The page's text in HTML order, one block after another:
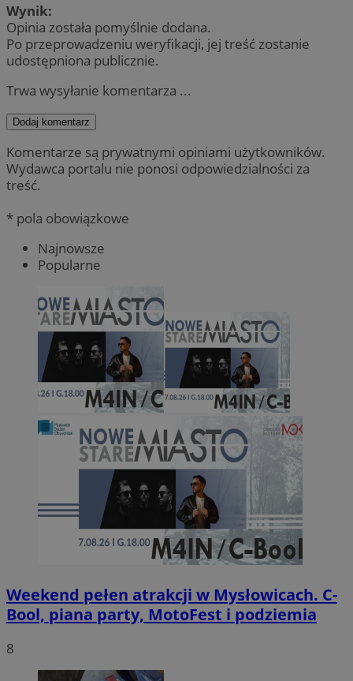
Wynik:
Opinia została pomyślnie dodana.
Po przeprowadzeniu weryfikacji, jej treść zostanie
udostępniona publicznie.
Trwa wysyłanie komentarza ...
Dodaj komentarz
Komentarze są prywatnymi opiniami użytkowników.
Wydawca portalu nie ponosi odpowiedzialności za
treść.
* pola obowiązkowe
Najnowsze
Popularne
Weekend pełen atrakcji w Mysłowicach. C-
Bool, piana party, MotoFest i podziemia
8